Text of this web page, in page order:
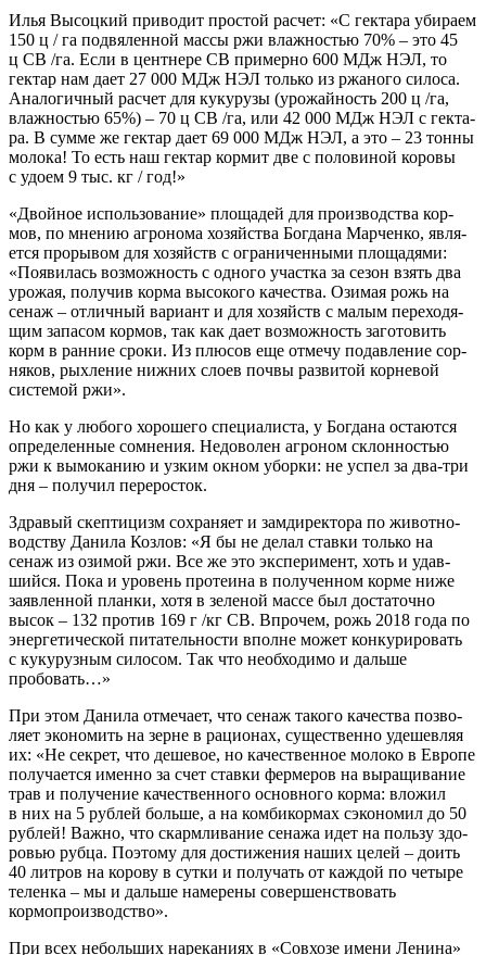
Илья Высоц­кий при­во­дит про­стой рас­чет: «С гек­та­ра уби­ра­ем
150 ц / га под­вя­лен­ной мас­сы ржи влаж­но­стью 70% – это 45
ц СВ /га. Если в цент­не­ре СВ при­мер­но 600 МДж НЭЛ, то
гек­тар нам дает 27 000 МДж НЭЛ толь­ко из ржа­но­го сило­са.
Ана­ло­гич­ный рас­чет для куку­ру­зы (уро­жай­ность 200 ц /га,
влаж­но­стью 65%) – 70 ц СВ /га, или 42 000 МДж НЭЛ с гек­та­
ра. В сум­ме же гек­тар дает 69 000 МДж НЭЛ, а это – 23 тон­ны
моло­ка! То есть наш гек­тар кор­мит две с поло­ви­ной коро­вы
с удо­ем 9 тыс. кг / год!»
«Двой­ное исполь­зо­ва­ние» пло­ща­дей для про­из­вод­ства кор­
мов, по мне­нию агро­но­ма хозяй­ства Бог­да­на Мар­чен­ко, явля­
ет­ся про­ры­вом для хозяйств с огра­ни­чен­ны­ми пло­ща­дя­ми:
«Появи­лась воз­мож­ность с одно­го участ­ка за сезон взять два
уро­жая, полу­чив кор­ма высо­ко­го каче­ства. Ози­мая рожь на
сенаж – отлич­ный вари­ант и для хозяйств с малым пере­хо­дя­
щим запа­сом кор­мов, так как дает воз­мож­ность заго­то­вить
корм в ран­ние сро­ки. Из плю­сов еще отме­чу подав­ле­ние сор­
ня­ков, рых­ле­ние ниж­них сло­ев поч­вы раз­ви­той кор­не­вой
систе­мой ржи».
Но как у любо­го хоро­ше­го спе­ци­а­ли­ста, у Бог­да­на оста­ют­ся
опре­де­лен­ные сомне­ния. Недо­во­лен агро­ном склон­но­стью
ржи к вымо­ка­нию и узким окном убор­ки: не успел за два-три
дня – полу­чил переросток.
Здра­вый скеп­ти­цизм сохра­ня­ет и зам­ди­рек­то­ра по живот­но­
вод­ству Дани­ла Коз­лов: «Я бы не делал став­ки толь­ко на
сенаж из ози­мой ржи. Все же это экс­пе­ри­мент, хоть и удав­
ший­ся. Пока и уро­вень про­те­и­на в полу­чен­ном кор­ме ниже
заяв­лен­ной план­ки, хотя в зеле­ной мас­се был доста­точ­но
высок – 132 про­тив 169 г /кг СВ. Впро­чем, рожь 2018 года по
энер­ге­ти­че­ской пита­тель­но­сти вполне может кон­ку­ри­ро­вать
с куку­руз­ным сило­сом. Так что необ­хо­ди­мо и даль­ше
пробовать…»
При этом Дани­ла отме­ча­ет, что сенаж тако­го каче­ства поз­во­
ля­ет эко­но­мить на зерне в раци­о­нах, суще­ствен­но уде­шев­ляя
их: «Не сек­рет, что деше­вое, но каче­ствен­ное моло­ко в Евро­пе
полу­ча­ет­ся имен­но за счет став­ки фер­ме­ров на выра­щи­ва­ние
трав и полу­че­ние каче­ствен­но­го основ­но­го кор­ма: вло­жил
в них на 5 руб­лей боль­ше, а на ком­би­кор­мах сэко­но­мил до 50
руб­лей! Важ­но, что скарм­ли­ва­ние сена­жа идет на поль­зу здо­
ро­вью руб­ца. Поэто­му для дости­же­ния наших целей – доить
40 лит­ров на коро­ву в сут­ки и полу­чать от каж­дой по четы­ре
телен­ка – мы и даль­ше наме­ре­ны совер­шен­ство­вать
кормопроизводство».
При всех неболь­ших наре­ка­ни­ях в «Сов­хо­зе име­ни Лени­на»